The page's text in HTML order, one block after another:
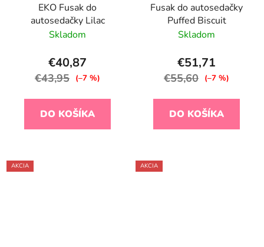
EKO Fusak do
autosedačky Lilac
Skladom
€40,87
€43,95 (–7 %)
DO KOŠÍKA
Fusak do autosedačky
Puffed Biscuit
Skladom
€51,71
€55,60 (–7 %)
DO KOŠÍKA
AKCIA AKCIA